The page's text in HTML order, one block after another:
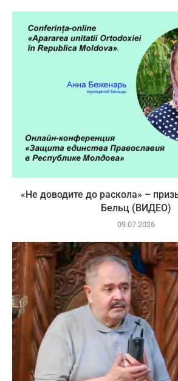
«Не доводите до раскола» –
Бельц (ВИДЕО)
09.07.2026